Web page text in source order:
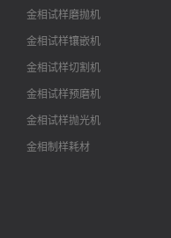
金相试样磨抛机
金相试样镶嵌机
金相试样切割机
金相试样预磨机
金相试样抛光机
金相制样耗材